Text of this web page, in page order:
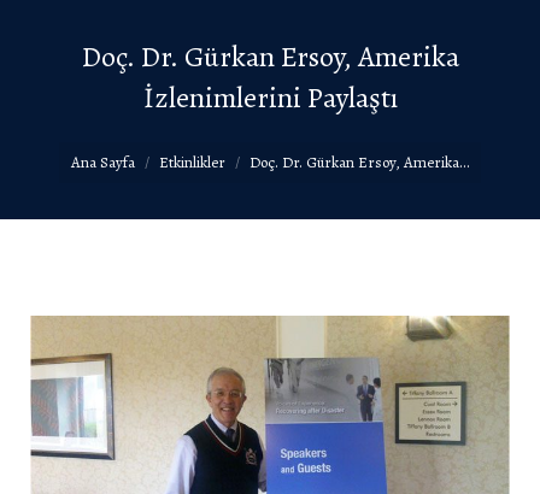
Doç. Dr. Gürkan Ersoy, Amerika
İzlenimlerini Paylaştı
Ana Sayfa Etkinlikler Doç. Dr. Gürkan Ersoy, Amerika…